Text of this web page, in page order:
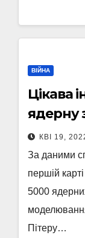
ВІЙНА
Цікава
ядерну
КВІ 19,
За даними
першій
5000
Пітеру…